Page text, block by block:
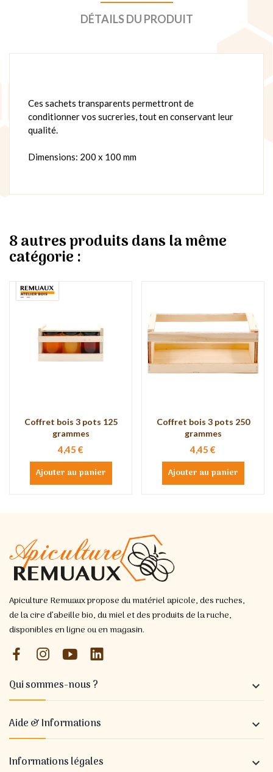
DÉTAILS DU PRODUIT
Ces sachets transparents permettront de
conditionner vos sucreries, tout en conservant leur
qualité.
Dimensions: 200 x 100 mm
8 autres produits dans la même
catégorie :
Coffret bois 3 pots 125
grammes
4,45 €
Ajouter au panier
Coffret bois 3 pots 250
grammes
4,45 €
Ajouter au panier
Apiculture Remuaux propose du matériel apicole, des ruches,
de la cire d’abeille bio, du miel et des produits de la ruche,
disponibles en ligne ou en magasin.
Qui sommes-nous ? 
Aide & Informations 
Informations légales 